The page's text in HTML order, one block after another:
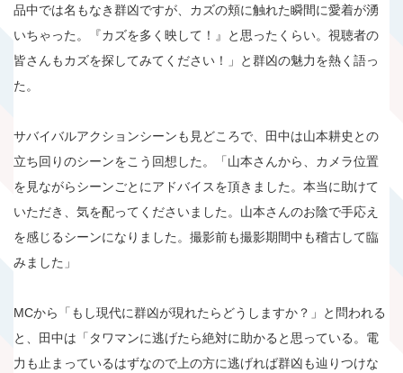
品中では名もなき群凶ですが、カズの頬に触れた瞬間に愛着が湧
いちゃった。『カズを多く映して！』と思ったくらい。視聴者の
皆さんもカズを探してみてください！」と群凶の魅力を熱く語っ
た。
サバイバルアクションシーンも見どころで、田中は山本耕史との
立ち回りのシーンをこう回想した。「山本さんから、カメラ位置
を見ながらシーンごとにアドバイスを頂きました。本当に助けて
いただき、気を配ってくださいました。山本さんのお陰で手応え
を感じるシーンになりました。撮影前も撮影期間中も稽古して臨
みました」
MCから「もし現代に群凶が現れたらどうしますか？」と問われる
と、田中は「タワマンに逃げたら絶対に助かると思っている。電
力も止まっているはずなので上の方に逃げれば群凶も辿りつけな